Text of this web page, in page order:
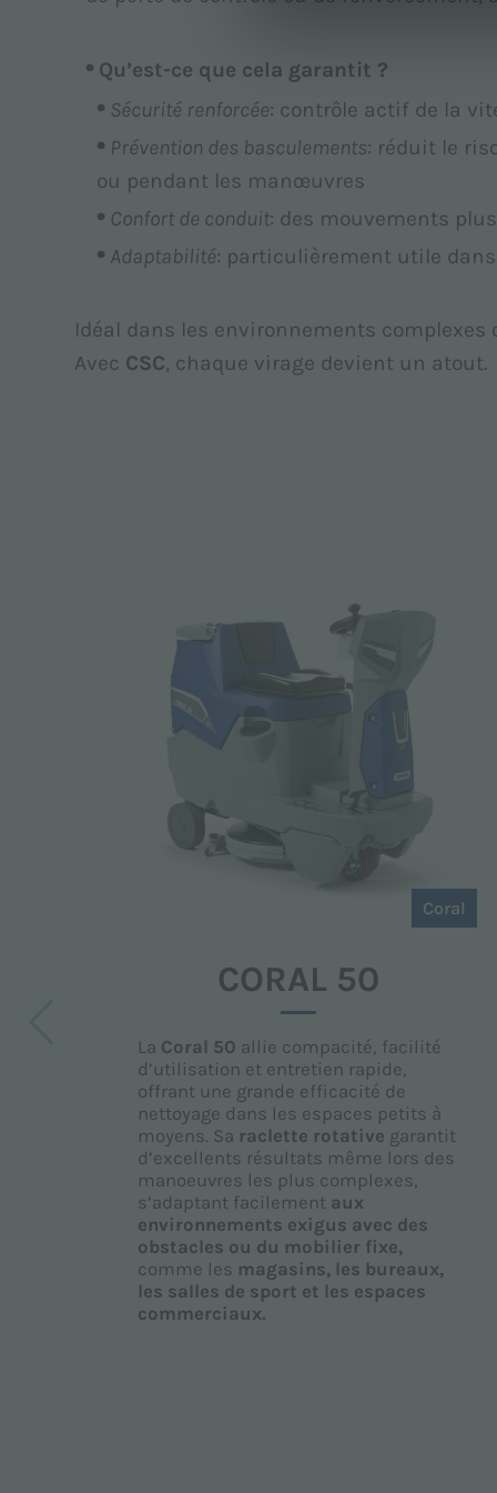
Qu’est-ce que cela garantit ?
Sécurité renforcée: contrôle actif de la
Prévention des basculements: réduit le
ou pendant les manœuvres
Confort de conduit: des mouvements
Adaptabilité: particulièrement utile
Idéal dans les environnements
Avec CSC, chaque virage devient un atout.
Coral
CORAL 50
La Coral 50 allie compacité, facilité
d’utilisation et entretien rapide,
offrant une grande efficacité de
nettoyage dans les espaces petits à
moyens. Sa raclette rotative garantit
d’excellents résultats même lors des
manoeuvres les plus complexes,
s’adaptant facilement aux
environnements exigus avec des
obstacles ou du mobilier fixe,
comme les magasins, les bureaux,
les salles de sport et les espaces
commerciaux.